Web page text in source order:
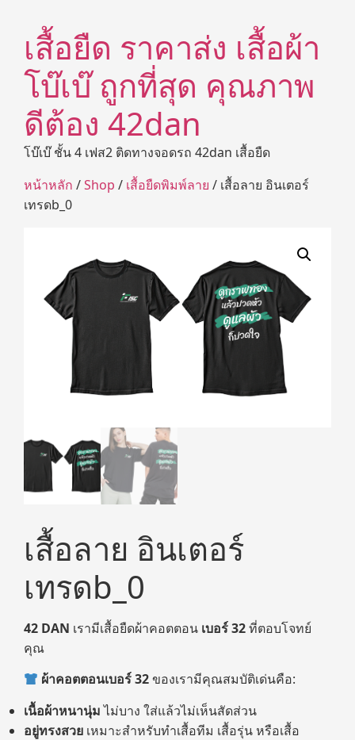
เสื้อยืด ราคาส่ง เสื้อผ้า
โบ๊เบ๊ ถูกที่สุด คุณภาพ
ดีต้อง 42dan
โบ๊เบ๊ ชั้น 4 เฟส2 ติดทางจอดรถ 42dan เสื้อยืด
หน้าหลัก /Shop / เสื้อยืดพิมพ์ลาย / เสื้อลาย อินเตอร์
เทรดb_0
เสื้อลาย อินเตอร์
เทรดb_0
42 DAN เรามีเสื้อยืดผ้าคอตตอน เบอร์ 32ที่ตอบโจทย์
คุณ
ผ้าคอตตอนเบอร์ 32ของเรามีคุณสมบัติเด่นคือ:
เนื้อผ้าหนานุ่มไม่บาง ใส่แล้วไม่เห็นสัดส่วน
อยู่ทรงสวย เหมาะสำหรับทำเสื้อทีม เสื้อรุ่น หรือเสื้อ